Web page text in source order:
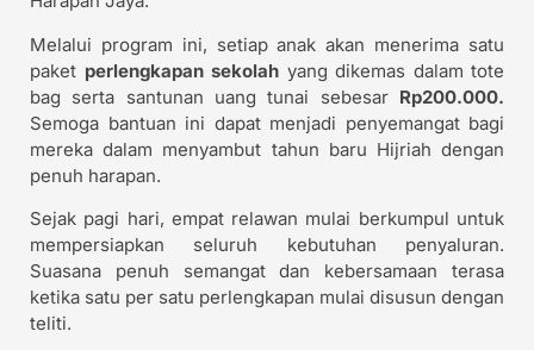
Melalui program ini, setiap anak akan menerima satu
paket perlengkapan sekolah yang dikemas dalam tote
bag serta santunan uang tunai sebesar Rp200.000.
Semoga bantuan ini dapat menjadi penyemangat bagi
mereka dalam menyambut tahun baru Hijriah dengan
penuh harapan.
Sejak pagi hari, empat relawan mulai berkumpul untuk
mempersiapkan seluruh kebutuhan penyaluran.
Suasana penuh semangat dan kebersamaan terasa
ketika satu per satu perlengkapan mulai disusun dengan
teliti.